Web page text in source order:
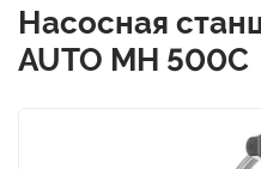
Насосная
AUTO MH 500C